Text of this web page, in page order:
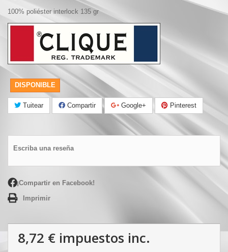
100% poliéster interlock 135 gr
DISPONIBLE
Tuitear Compartir Google+ Pinterest
Escriba una reseña
¡Compartir en Facebook!
Imprimir
8,72 € impuestos inc.